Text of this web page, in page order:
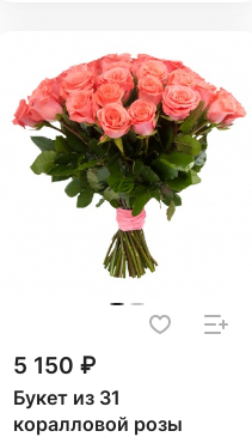
5 150 ₽
Букет из 31
коралловой розы